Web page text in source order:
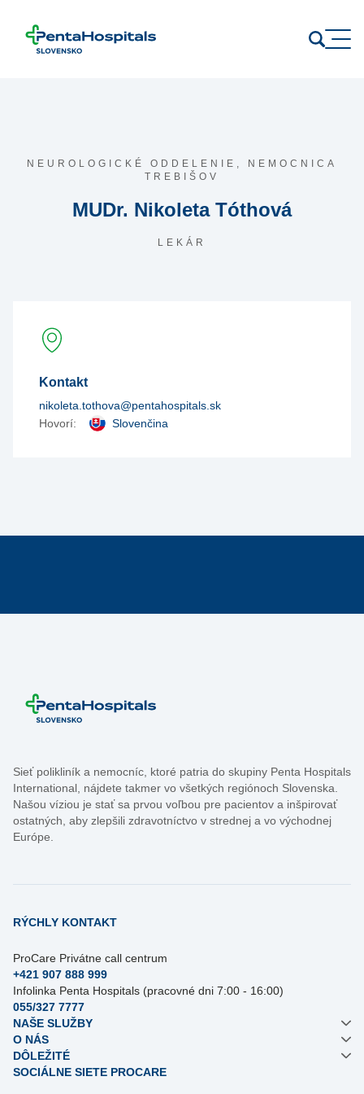
NEUROLOGICKÉ ODDELENIE,
NEMOCNICA
TREBIŠOV
MUDr. Nikoleta Tóthová
LEKÁR
Kontakt
nikoleta.tothova@pentahospitals.sk
Hovorí:
Slovenčina
Sieť polikliník a nemocníc, ktoré patria do skupiny Penta Hospitals
International, nájdete takmer vo všetkých regiónoch Slovenska.
Našou víziou je stať sa prvou voľbou pre pacientov a inšpirovať
ostatných, aby zlepšili zdravotníctvo v strednej a vo východnej
Európe.
RÝCHLY KONTAKT
ProCare Privátne call centrum
+421 907 888 999
Infolinka Penta Hospitals (pracovné dni 7:00 - 16:00)
055/327 7777
NAŠE SLUŽBY
O NÁS
DÔLEŽITÉ
SOCIÁLNE SIETE PROCARE